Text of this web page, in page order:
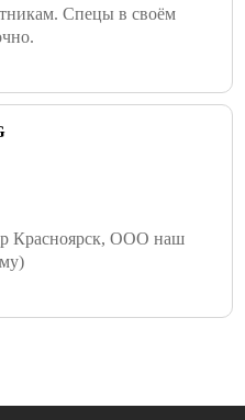
Спецы в своём
Красноярск, ООО наш